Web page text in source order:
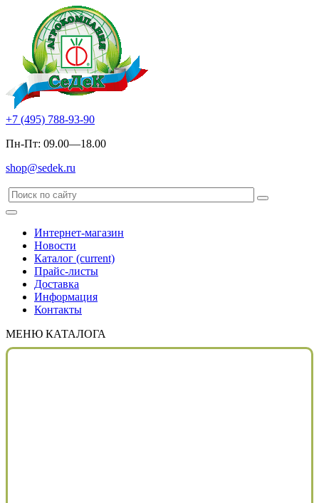
+7 (495) 788-93-90
Пн-Пт: 09.00—18.00
shop@sedek.ru
Интернет-магазин
Новости
Каталог (current)
Прайс-листы
Доставка
Информация
Контакты
МЕНЮ КАТАЛОГА